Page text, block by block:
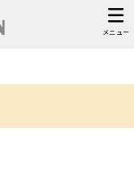
メニュー